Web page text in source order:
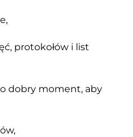
protokołów i list
dobry moment, aby